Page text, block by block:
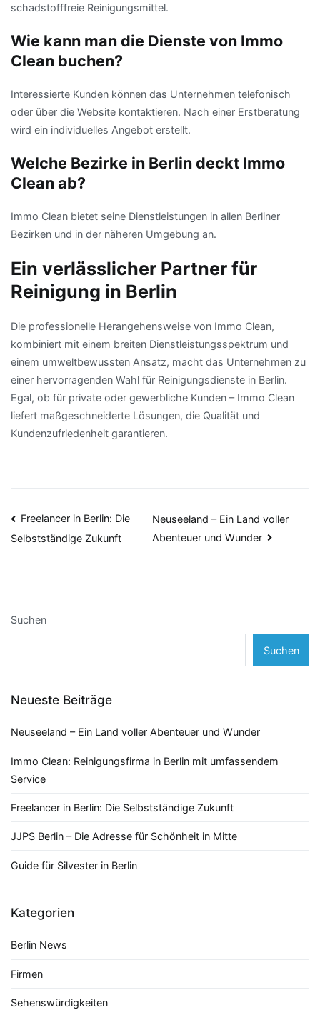
schadstofffreie Reinigungsmittel.
Wie kann man die Dienste von Immo
Clean buchen?
Interessierte Kunden können das Unternehmen telefonisch
oder über die Website kontaktieren. Nach einer Erstberatung
wird ein individuelles Angebot erstellt.
Welche Bezirke in Berlin deckt Immo
Clean ab?
Immo Clean bietet seine Dienstleistungen in allen Berliner
Bezirken und in der näheren Umgebung an.
Ein verlässlicher Partner für
Reinigung in Berlin
Die professionelle Herangehensweise von Immo Clean,
kombiniert mit einem breiten Dienstleistungsspektrum und
einem umweltbewussten Ansatz, macht das Unternehmen zu
einer hervorragenden Wahl für Reinigungsdienste in Berlin.
Egal, ob für private oder gewerbliche Kunden – Immo Clean
liefert maßgeschneiderte Lösungen, die Qualität und
Kundenzufriedenheit garantieren.
Beitragsnavigation
Freelancer in Berlin: Die
Selbstständige Zukunft
Neuseeland – Ein Land voller
Abenteuer und Wunder
Suchen
Suchen
Neueste Beiträge
Neuseeland – Ein Land voller Abenteuer und Wunder
Immo Clean: Reinigungsfirma in Berlin mit umfassendem
Service
Freelancer in Berlin: Die Selbstständige Zukunft
JJPS Berlin – Die Adresse für Schönheit in Mitte
Guide für Silvester in Berlin
Kategorien
Berlin News
Firmen
Sehenswürdigkeiten